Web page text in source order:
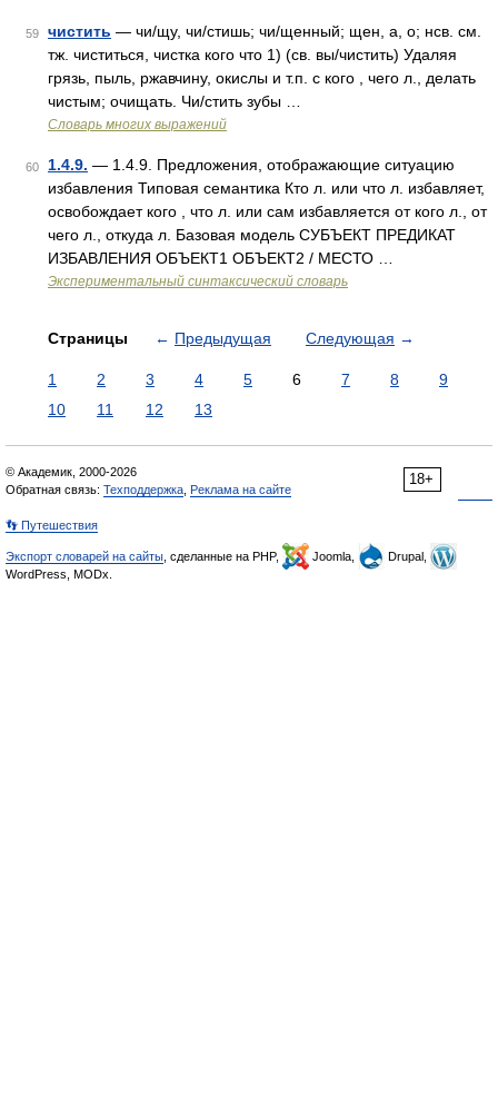
59 чистить — чи/щу, чи/стишь; чи/щенный; щен, а, о; нсв. см.
тж. чиститься, чистка кого что 1) (св. вы/чистить) Удаляя
грязь, пыль, ржавчину, окислы и т.п. с кого , чего л., делать
чистым; очищать. Чи/стить зубы …
Словарь многих выражений
60 1.4.9. — 1.4.9. Предложения, отображающие ситуацию
избавления Типовая семантика Кто л. или что л. избавляет,
освобождает кого , что л. или сам избавляется от кого л., от
чего л., откуда л. Базовая модель СУБЪЕКТ ПРЕДИКАТ
ИЗБАВЛЕНИЯ ОБЪЕКТ1 ОБЪЕКТ2 / МЕСТО …
Экспериментальный синтаксический словарь
Страницы ← Предыдущая Следующая →
1 2 3 4 5 6 7 8
9
10
11 12 13
18+
© Академик, 2000-2026
Обратная связь: Техподдержка Реклама на сайте
👣 Путешествия
Экспорт словарей на сайты , сделанные на PHP, Joomla,
Drupal,
WordPress, MODx.